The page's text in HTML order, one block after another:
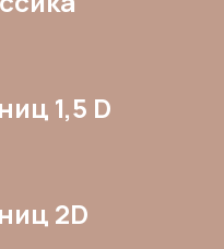
1,5 D
2D